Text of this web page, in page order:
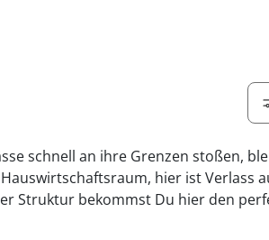
schnell an ihre Grenzen stoßen,
hier ist Verlass
Struktur bekommst Du hier den